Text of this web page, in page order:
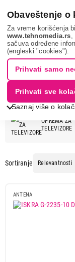
Obaveštenje o
Za vreme korišćenja
www.tehnomedia.rs
sačuva određene
(engleski "cookies").
Saznaj više o
Prihvati samo
Prihvati sve
ISKRA
ISKRA
ISKRA ponuda:
OPREMA ZA
TELEVIZORE
Sortiranje
ANTENA